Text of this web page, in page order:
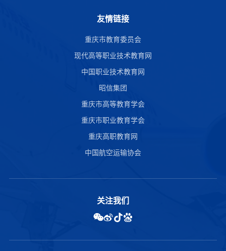
友情链接
重庆市教育委员会
现代高等职业技术教育网
中国职业技术教育网
昭信集团
重庆市高等教育学会
重庆市职业教育学会
重庆高职教育网
中国航空运输协会
关注我们